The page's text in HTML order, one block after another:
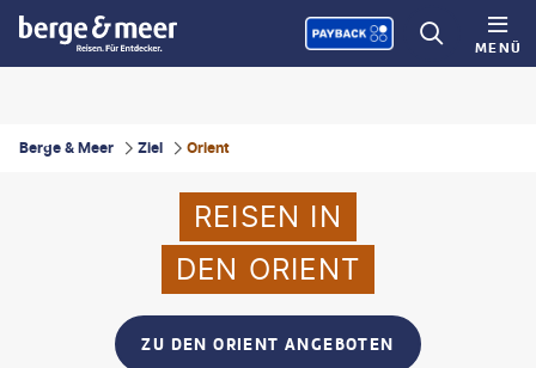
MENÜ
Berge & Meer Ziel Orient
REISEN IN
DEN ORIENT
ZU DEN ORIENT ANGEBOTEN